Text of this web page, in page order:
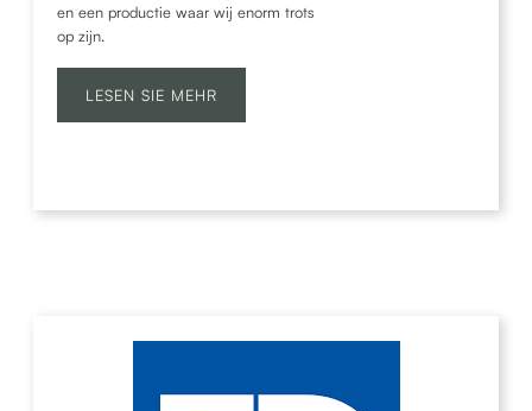
en een productie waar wij enorm trots
op zijn.
LESEN SIE MEHR